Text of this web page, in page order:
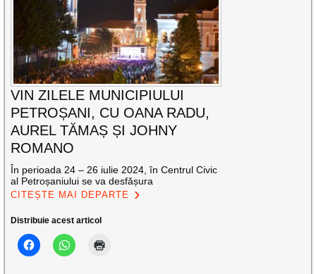
VIN ZILELE MUNICIPIULUI
PETROȘANI, CU OANA RADU,
AUREL TĂMAȘ ȘI JOHNY
ROMANO
În perioada 24 – 26 iulie 2024, în Centrul Civic
al Petroșaniului se va desfășura
CITEȘTE MAI DEPARTE
Distribuie acest articol